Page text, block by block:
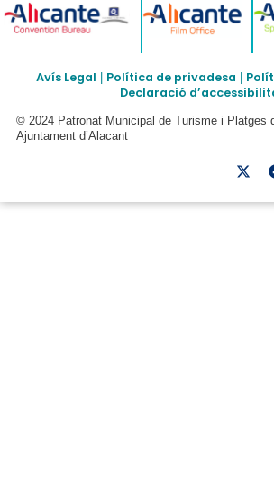
Avís Legal Política de privadesa
Declaració
© 2024 Patronat Municipal de Turisme i Platges
Ajuntament d’Alacant